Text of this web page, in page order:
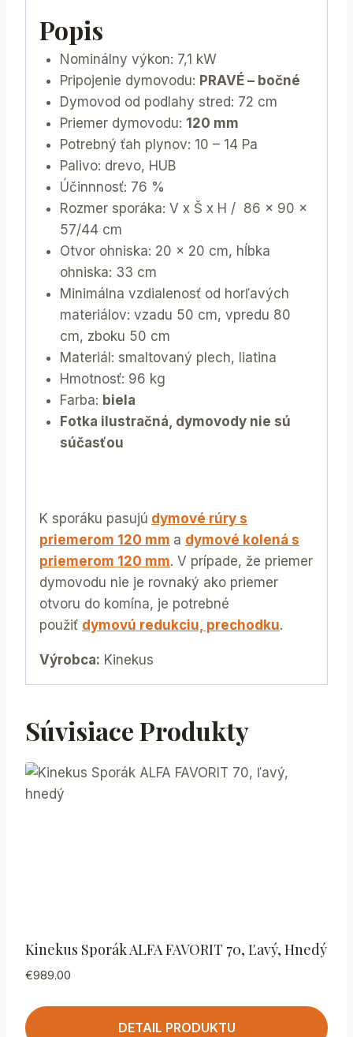
Popis
Nominálny výkon: 7,1 kW
Pripojenie dymovodu: PRAVÉ – bočné
Dymovod od podlahy stred: 72 cm
Priemer dymovodu: 120 mm
Potrebný ťah plynov: 10 – 14 Pa
Palivo: drevo, HUB
Účinnnosť: 76 %
Rozmer sporáka: V x Š x H / 86 x 90 x
57/44 cm
Otvor ohniska: 20 x 20 cm, hĺbka
ohniska: 33 cm
Minimálna vzdialenosť od horľavých
materiálov: vzadu 50 cm, vpredu 80
cm, zboku 50 cm
Materiál: smaltovaný plech, liatina
Hmotnosť: 96 kg
Farba: biela
Fotka ilustračná, dymovody nie sú
súčasťou
K sporáku pasujú dymové rúry s
priemerom 120 mm a dymové kolená s
priemerom 120 mm. V prípade, že priemer
dymovodu nie je rovnaký ako priemer
otvoru do komína, je potrebné
použiť dymovú redukciu, prechodku.
Výrobca: Kinekus
Súvisiace Produkty
Kinekus Sporák ALFA FAVORIT 70, Ľavý, Hnedý
€989.00
DETAIL PRODUKTU